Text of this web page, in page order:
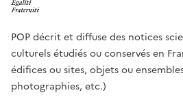
POP décrit et diffuse des notices
culturels étudiés ou conservés en
édifices ou sites, objets ou
photographies, etc.)